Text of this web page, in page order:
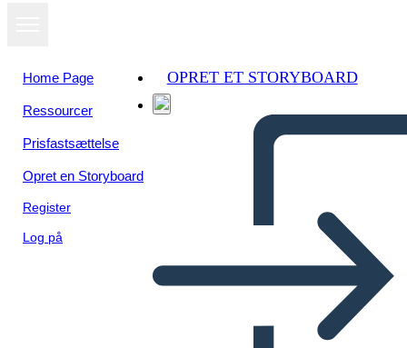
Home Page
Ressourcer
Prisfastsættelse
Opret en Storyboard
Register
Log på
OPRET ET STORYBOARD